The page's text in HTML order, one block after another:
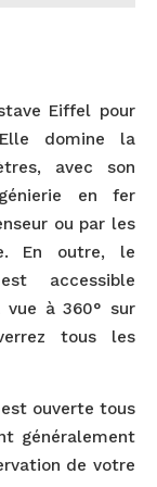
Eiffel pour
domine la
avec son
en fer
ou par les
En outre, le
accessible
vue à 360° sur
tous les
ouverte tous
généralement
de votre